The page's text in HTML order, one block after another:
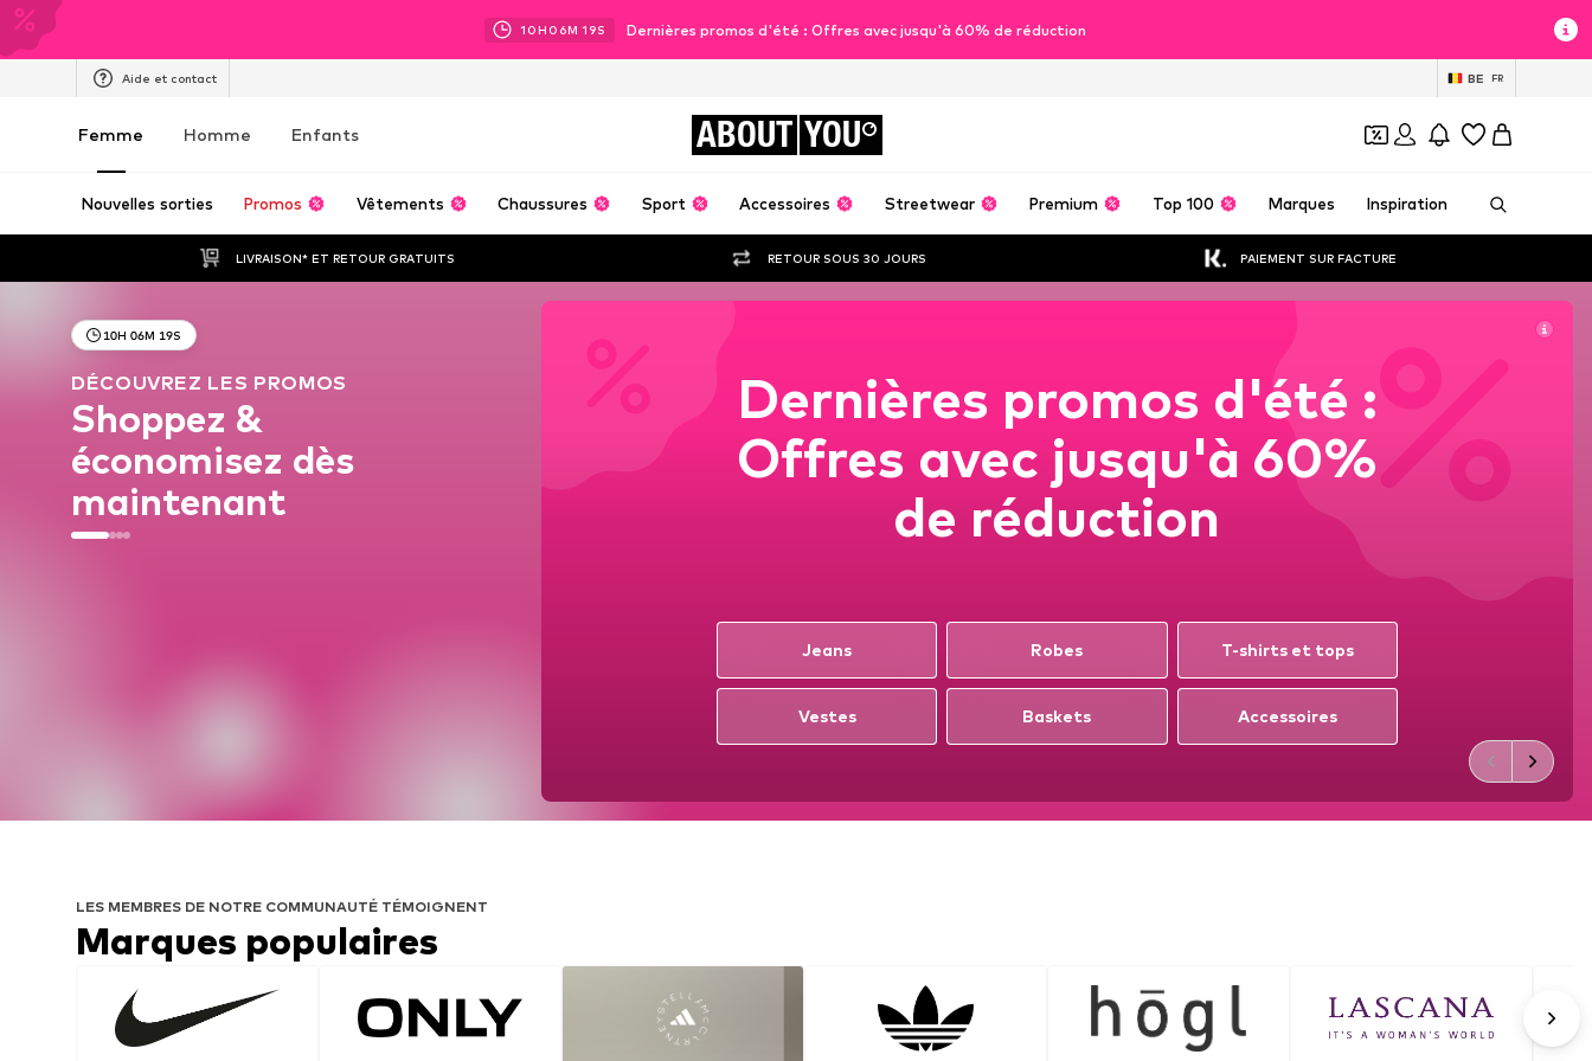
10H 06M 16S Dernières promos d'été : Offres avec jusqu'à 60% de réduction
Aide et contact BE FR
Femme Homme Enfants ABOUT YOU
Nouvelles sorties Promos Vêtements Chaussures Sport Accessoires Streetwear Premium Top 100 Marques Inspiration
LIVRAISON* ET RETOUR GRATUITS RETOUR SOUS 30 JOURS PAIEMENT SUR FACTURE
10H 06M 16S
DÉCOUVREZ LES PROMOS
Shoppez &
économisez dès
maintenant
Dernières promos d'été :
Offres avec jusqu'à 60%
de réduction
Jeans Robes T-shirts et tops
Vestes Baskets Accessoires
LES MEMBRES DE NOTRE COMMUNAUTÉ TÉMOIGNENT
Marques populaires